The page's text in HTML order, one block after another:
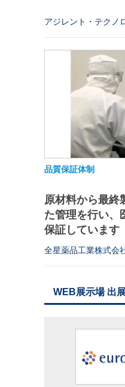
アジレント・テクノ
品質保証体制
原材料から最終
た管理を行い、
保証しています
全星薬品工業株式会
WEB展示場 出